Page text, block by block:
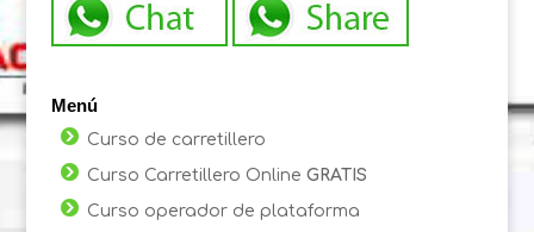
Menú
Curso de carretillero
Curso Carretillero Online GRATIS
Curso operador de plataforma